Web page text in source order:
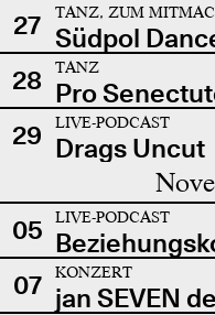
27 TANZ, ZUM
Südpol
28
TANZ
Pro
29
LIVE-PODCAST
Drags Uncut
05 LIVE-PODCAST
07
KONZERT
jan SEVEN